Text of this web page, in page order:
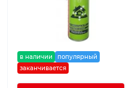
в наличии
популярный
заканчивается